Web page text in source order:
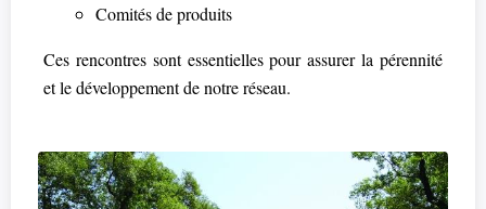
Comités de produits
Ces rencontres sont essentielles pour assurer la pérennité
et le développement de notre réseau.